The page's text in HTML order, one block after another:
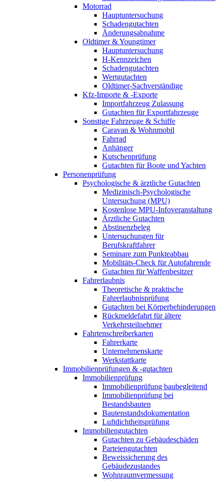
Motorrad
Hauptuntersuchung
Schadengutachten
Änderungsabnahme
Oldtimer & Youngtimer
Hauptuntersuchung
H-Kennzeichen
Schadengutachten
Wertgutachten
Oldtimer-Sachverständige
Kfz-Importe & -Exporte
Importfahrzeug Zulassung
Gutachten für Exportfahrzeuge
Sonstige Fahrzeuge & Schiffe
Caravan & Wohnmobil
Fahrrad
Anhänger
Kutschenprüfung
Gutachten für Boote und Yachten
Personenprüfung
Psychologische & ärztliche Gutachten
Medizinisch-Psychologische
Untersuchung (MPU)
Kostenlose MPU-Infoveranstaltung
Ärztliche Gutachten
Abstinenzbeleg
Untersuchungen für
Berufskraftfahrer
Seminare zum Punkteabbau
Mobilitäts-Check für Autofahrende
Gutachten für Waffenbesitzer
Fahrerlaubnis
Theoretische & praktische
Fahrerlaubnisprüfung
Gutachten bei Körperbehinderungen
Rückmeldefahrt für ältere
Verkehrsteilnehmer
Fahrtenschreiberkarten
Fahrerkarte
Unternehmenskarte
Werkstattkarte
Immobilienprüfungen & -gutachten
Immobilienprüfung
Immobilienprüfung baubegleitend
Immobilienprüfung bei
Bestandsbauten
Bautenstandsdokumentation
Luftdichtheitsprüfung
Immobiliengutachten
Gutachten zu Gebäudeschäden
Parteiengutachten
Beweissicherung des
Gebäudezustandes
Wohnraumvermessung